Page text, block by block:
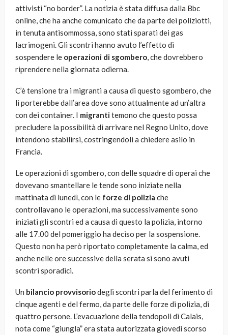
attivisti “no border”. La notizia è stata diffusa dalla Bbc
online, che ha anche comunicato che da parte dei poliziotti,
in tenuta antisommossa, sono stati sparati dei gas
lacrimogeni. Gli scontri hanno avuto l’effetto di
sospendere le operazioni di sgombero, che dovrebbero
riprendere nella giornata odierna.
C’è tensione tra i migranti a causa di questo sgombero, che
li porterebbe dall’area dove sono attualmente ad un’altra
con dei container. I migrantitemono che questo possa
precludere la possibilità di arrivare nel Regno Unito, dove
intendono stabilirsi, costringendoli a chiedere asilo in
Francia.
Le operazioni di sgombero, con delle squadre di operai che
dovevano smantellare le tende sono iniziate nella
mattinata di lunedì, con le forze di polizia che
controllavano le operazioni, ma successivamente sono
iniziati gli scontri ed a causa di questo la polizia, intorno
alle 17.00 del pomeriggio ha deciso per la sospensione.
Questo non ha però riportato completamente la calma, ed
anche nelle ore successive della serata si sono avuti
scontri sporadici.
Un bilancio provvisoriodegli scontri parla del ferimento di
cinque agenti e del fermo, da parte delle forze di polizia, di
quattro persone. L’evacuazione della tendopoli di Calais,
nota come “giungla” era stata autorizzata giovedì scorso